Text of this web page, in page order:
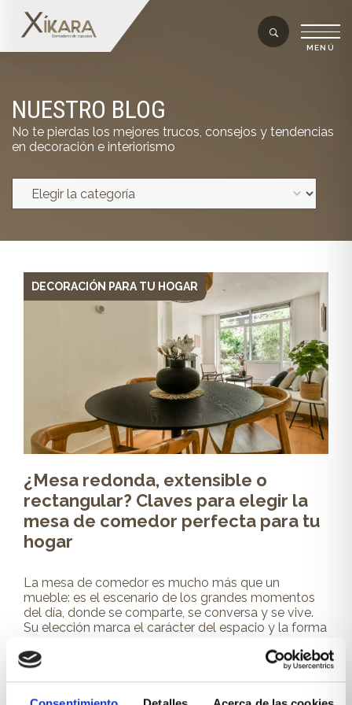
NUESTRO BLOG
No te pierdas los mejores trucos, consejos y tendencias
en decoración e interiorismo
DECORACIÓN PARA TU HOGAR
¿Mesa redonda, extensible o
rectangular? Claves para elegir la
mesa de comedor perfecta para tu
hogar
La mesa de comedor es mucho más que un
mueble: es el escenario de los grandes momentos
del día, donde se comparte, se conversa y se vive.
Su elección marca el carácter del espacio y la forma
Leer más